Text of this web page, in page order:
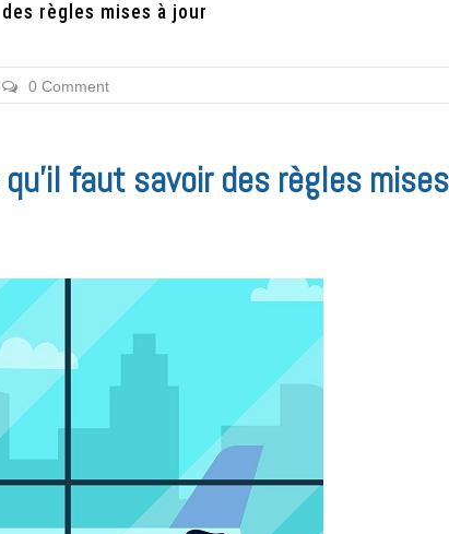
règles mises à jour
0 Comment
faut savoir des règles